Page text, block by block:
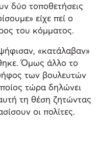
δύο τοποθετήσεις
είχε πεί ο
του κόμματος.
«κατάλαβαν»
Όμως άλλο το
των βουλευτών
τώρα δηλώνει
τη θέση ζητώντας
οι πολίτες.